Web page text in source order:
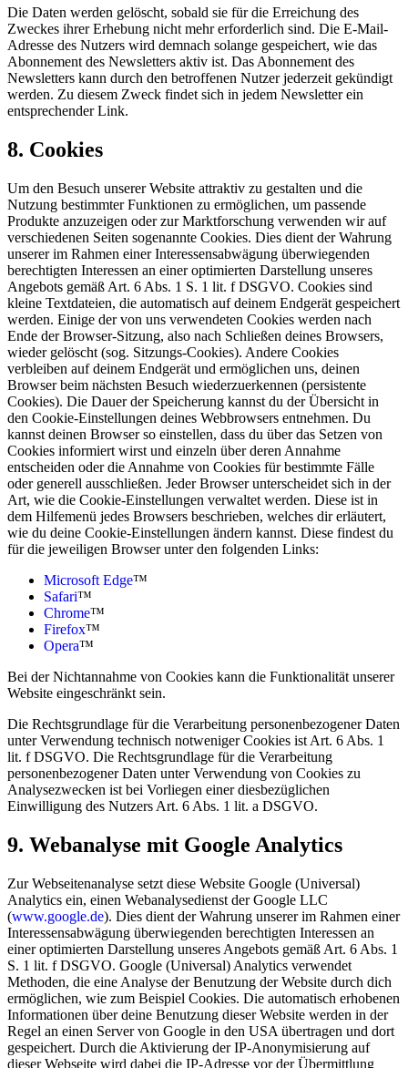
Die Daten werden gelöscht, sobald sie für die Erreichung des
Zweckes ihrer Erhebung nicht mehr erforderlich sind. Die E-Mail-
Adresse des Nutzers wird demnach solange gespeichert, wie das
Abonnement des Newsletters aktiv ist. Das Abonnement des
Newsletters kann durch den betroffenen Nutzer jederzeit gekündigt
werden. Zu diesem Zweck findet sich in jedem Newsletter ein
entsprechender Link.
8. Cookies
Um den Besuch unserer Website attraktiv zu gestalten und die
Nutzung bestimmter Funktionen zu ermöglichen, um passende
Produkte anzuzeigen oder zur Marktforschung verwenden wir auf
verschiedenen Seiten sogenannte Cookies. Dies dient der Wahrung
unserer im Rahmen einer Interessensabwägung überwiegenden
berechtigten Interessen an einer optimierten Darstellung unseres
Angebots gemäß Art. 6 Abs. 1 S. 1 lit. f DSGVO. Cookies sind
kleine Textdateien, die automatisch auf deinem Endgerät gespeichert
werden. Einige der von uns verwendeten Cookies werden nach
Ende der Browser-Sitzung, also nach Schließen deines Browsers,
wieder gelöscht (sog. Sitzungs-Cookies). Andere Cookies
verbleiben auf deinem Endgerät und ermöglichen uns, deinen
Browser beim nächsten Besuch wiederzuerkennen (persistente
Cookies). Die Dauer der Speicherung kannst du der Übersicht in
den Cookie-Einstellungen deines Webbrowsers entnehmen. Du
kannst deinen Browser so einstellen, dass du über das Setzen von
Cookies informiert wirst und einzeln über deren Annahme
entscheiden oder die Annahme von Cookies für bestimmte Fälle
oder generell ausschließen. Jeder Browser unterscheidet sich in der
Art, wie die Cookie-Einstellungen verwaltet werden. Diese ist in
dem Hilfemenü jedes Browsers beschrieben, welches dir erläutert,
wie du deine Cookie-Einstellungen ändern kannst. Diese findest du
für die jeweiligen Browser unter den folgenden Links:
Microsoft Edge™
Safari™
Chrome™
Firefox™
Opera™
Bei der Nichtannahme von Cookies kann die Funktionalität unserer
Website eingeschränkt sein.
Die Rechtsgrundlage für die Verarbeitung personenbezogener Daten
unter Verwendung technisch notweniger Cookies ist Art. 6 Abs. 1
lit. f DSGVO. Die Rechtsgrundlage für die Verarbeitung
personenbezogener Daten unter Verwendung von Cookies zu
Analysezwecken ist bei Vorliegen einer diesbezüglichen
Einwilligung des Nutzers Art. 6 Abs. 1 lit. a DSGVO.
9. Webanalyse mit Google Analytics
Zur Webseitenanalyse setzt diese Website Google (Universal)
Analytics ein, einen Webanalysedienst der Google LLC
(www.google.de). Dies dient der Wahrung unserer im Rahmen einer
Interessensabwägung überwiegenden berechtigten Interessen an
einer optimierten Darstellung unseres Angebots gemäß Art. 6 Abs. 1
S. 1 lit. f DSGVO. Google (Universal) Analytics verwendet
Methoden, die eine Analyse der Benutzung der Website durch dich
ermöglichen, wie zum Beispiel Cookies. Die automatisch erhobenen
Informationen über deine Benutzung dieser Website werden in der
Regel an einen Server von Google in den USA übertragen und dort
gespeichert. Durch die Aktivierung der IP-Anonymisierung auf
dieser Webseite wird dabei die IP-Adresse vor der Übermittlung